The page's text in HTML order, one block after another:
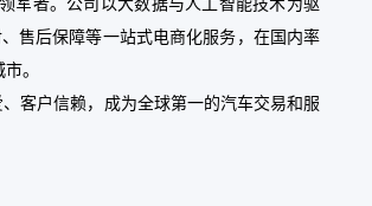
军者。公司以大数据与人工智能技术为驱
售后保障等一站式电商化服务，在国内率
。
客户信赖，成为全球第一的汽车交易和服